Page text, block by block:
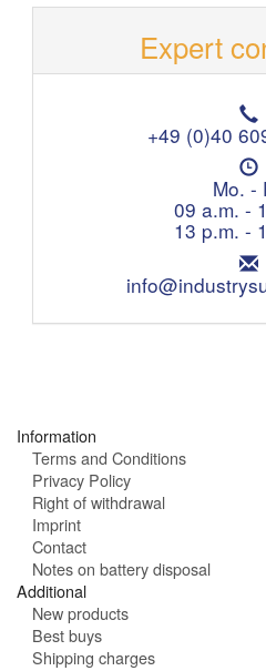
Expert
T
h
o
n
:
+49 (0)40
O
e
n
i
n
Mo. -
09 a.m. -
13 p.m. -
E
i
Information
Terms and Conditions
Privacy Policy
Right of withdrawal
Imprint
Contact
Notes on battery disposal
Additional
New products
Best buys
Shipping charges